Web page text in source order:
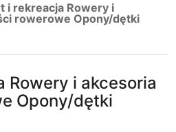
i rekreacja Rowery i
rowerowe Opony/dętki
Rowery i akcesoria
Opony/dętki